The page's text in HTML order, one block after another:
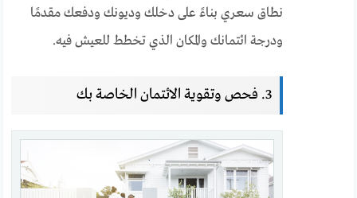
نطاق سعري بناءً على دخلك وديونك ودفعك مقدمًا
ودرجة ائتمانك والمكان الذي تخطط للعيش فيه.
3. فحص وتقوية الائتمان الخاصة بك